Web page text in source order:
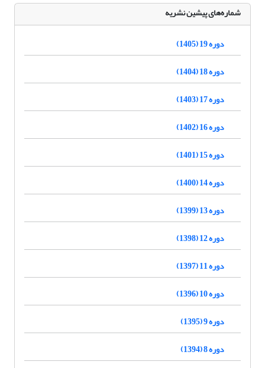
شماره‌های پیشین نشریه
دوره 19 (1405)
دوره 18 (1404)
دوره 17 (1403)
دوره 16 (1402)
دوره 15 (1401)
دوره 14 (1400)
دوره 13 (1399)
دوره 12 (1398)
دوره 11 (1397)
دوره 10 (1396)
دوره 9 (1395)
دوره 8 (1394)